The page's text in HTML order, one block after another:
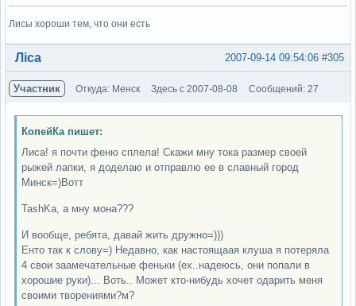
Лисы хороши тем, что они есть
Вне форума #305
2007-09-14 09:54:06
Ліса
Участник Откуда: Менск Здесь с 2007-08-08 Сообщений: 27
КопейКа пишет:
Лиса! я почти феню сплела! Скажи мну тока размер своей
рыжей лапки, я доделаю и отправлю ее в славный город
Минск=)Вотт
TashKa, а мну мона???
И вообще, ребята, давай жить дружно=)))
Енто так к слову=) Недавно, как настоящаая клуша я потеряла
4 свои заамечательные феньки (ех..надеюсь, они попали в
хорошие руки)... Воть.. Может кто-нибудь хочет одарить меня
своими творениями?м?